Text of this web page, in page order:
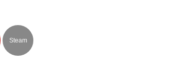
Steam